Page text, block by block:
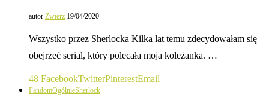
autor Zwierz 19/04/2020
Wszystko przez Sherlocka Kilka lat temu zdecydowałam się
obejrzeć serial, który polecała moja koleżanka. …
48 FacebookTwitterPinterestEmail
FandomOgólnieSherlock